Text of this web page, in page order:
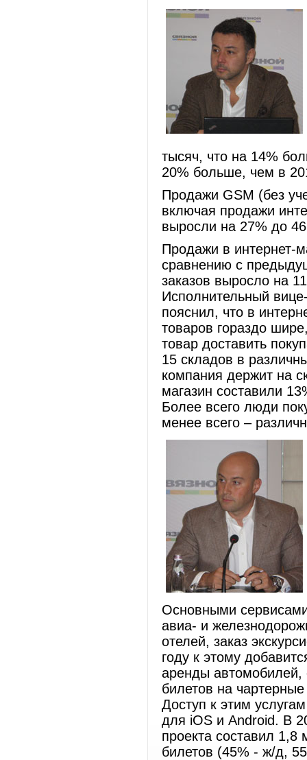
тысяч, что на 14%
20% больше, чем в
Продажи GSM (без
включая продажи
выросли на 27% до
Продажи в интернет-
сравнению с
заказов выросло на
Исполнительный
пояснил, что в
товаров гораздо
товар доставить
15 складов в
компания держит на
магазин составили
Более всего люди
менее всего –
Основными
авиа- и
отелей, заказ
году к этому
аренды автомобилей,
билетов на
Доступ к этим
для iOS и Android. В
проекта составил
билетов (45% - ж/д,